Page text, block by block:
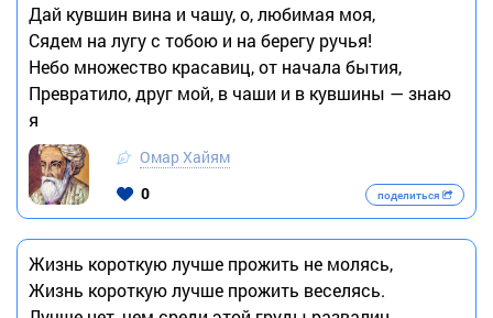
Дай кувшин вина и чашу, о, любимая моя,
Сядем на лугу с тобою и на берегу ручья!
Небо множество красавиц, от начала бытия,
Превратило, друг мой, в чаши и в кувшины — знаю
я
Омар Хайям
0
поделиться
Жизнь короткую лучше прожить не молясь,
Жизнь короткую лучше прожить веселясь.